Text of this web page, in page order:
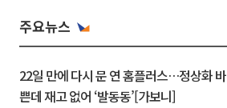
주요뉴스
22일 만에 다시 문 연 홈플러스…정상화 바
쁜데 재고 없어 ‘발동동’[가보니]